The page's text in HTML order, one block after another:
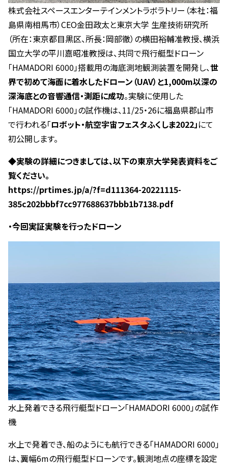
株式会社スペースエンターテインメントラボラトリー（本社：福
島県南相馬市）CEO金田政太と東京大学 生産技術研究所
（所在：東京都目黒区、所長：岡部徹）の横田裕輔准教授、横浜
国立大学の平川嘉昭准教授は、共同で飛行艇型ドローン
「HAMADORI 6000」搭載用の海底測地観測装置を開発し、世
界で初めて海面に着水したドローン（UAV）と1,000m以深の
深海底との音響通信・測距に成功。実験に使用した
「HAMADORI 6000」の試作機は、11/25・26に福島県郡山市
で行われる「ロボット・航空宇宙フェスタふくしま2022」にて
初公開します。
◆実験の詳細につきましては、以下の東京大学発表資料をご
覧ください。
https://prtimes.jp/a/?f=d111364-20221115-
385c202bbbf7cc977688637bbb1b7138.pdf
・今回実証実験を行ったドローン
水上発着できる飛行艇型ドローン「HAMADORI 6000」の試作
機
水上で発着でき、船のようにも航行できる「HAMADORI 6000」
は、翼幅6mの飛行艇型ドローンです。観測地点の座標を設定